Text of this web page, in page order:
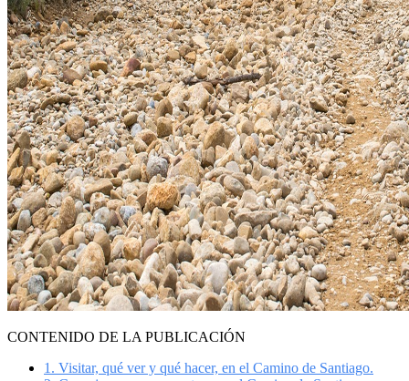
CONTENIDO DE LA PUBLICACIÓN
1. Visitar, qué ver y qué hacer, en el Camino de Santiago.